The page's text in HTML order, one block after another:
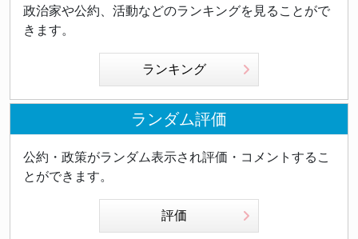
政治家や公約、活動などのランキングを見ることがで
きます。
ランキング
ランダム評価
公約・政策がランダム表示され評価・コメントするこ
とができます。
評価